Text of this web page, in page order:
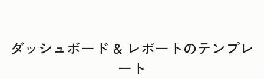
ダッシュボード & レポートのテンプレ
ート